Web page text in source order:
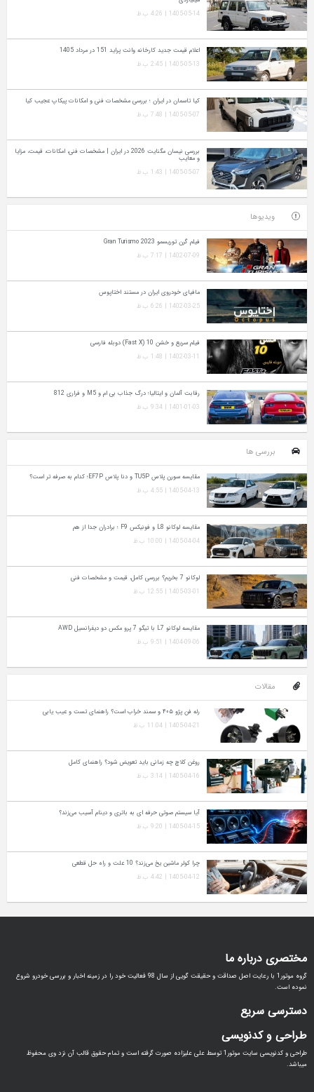
1405-05-14 | 4:26 ب.ظ
اعلام قیمت جدید کارخانه وانت پراید 151 در مرداد 1405
1405-05-13 | 2:45 ب.ظ
کیا تاسمان در ایران ؛ بررسی مشخصات فنی و امکانات پیکاپ عجیب کیا
1405-05-07 | 7:48 ب.ظ
بررسی نیسان مگنایت 2026 در ایران | مشخصات فنی، امکانات، قیمت، مزایا
و معایب
1405-05-07 | 1:43 ب.ظ
ویدیوها
فیلم گرن توریسمو Gran Turismo 2023
1402-07-09 | 7:17 ب.ظ
مافیای خودروی ایران در مستند اختاپوس
1402-03-25 | 6:26 ب.ظ
فیلم سریع و خشن 10 (Fast X) دوبله فارسی
1402-03-11 | 1:48 ب.ظ
رقابت آلمان و ایتالیا؛ درگ جذاب بی ام و M5 و فراری 812
1401-01-03 | 9:34 ب.ظ
بررسی ها
مقایسه سورن پلاس TU5P و دنا پلاس EF7P؛ کدام به‌ صرفه‌ تر است؟
1405-04-13 | 4:55 ب.ظ
مقایسه لوکانو L8 و فونیکس F9 ؛ برادران جدا از هم
1405-04-04 | 10:00 ب.ظ
لوکانو 7 بخریم؟ بررسی کامل، قیمت و مشخصات فنی
1405-03-01 | 12:55 ب.ظ
مقایسه لوکانو L7 با تیگو 7 پرو مکس دو دیفرانسیل AWD
1404-09-06 | 9:51 ب.ظ
مقالات
رله فن پژو ۴۰۵ و سمند خراب است؟ راهنمای تست و عیب‌ یابی
1405-04-21 | 11:04 ب.ظ
روغن کلاچ چه زمانی باید تعویض شود؟ راهنمای کامل
1405-04-16 | 3:14 ب.ظ
آیا سیستم صوتی حرفه‌ ای به باتری و دینام آسیب می‌زند؟
1405-04-15 | 9:20 ب.ظ
چرا کولر ماشین یخ می‌زند؟ 10 علت و راه‌ حل قطعی
1405-04-12 | 4:42 ب.ظ
مختصری درباره ما
گروه موتور1 با رعایت اصل صداقت و حقیقت گویی از سال 98 فعالیت خود را در زمینه اخبار و بررسی خودرو شروع
نموده است.
دسترسی سریع
طراحی و کدنویسی
طراحی و کدنویسی سایت موتور1 توسط علی علیزاده صورت گرفته است و تمام حقوق قالب آن نزد وی محفوظ
میباشد.